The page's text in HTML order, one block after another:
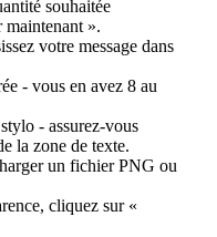
souhaitée
».
votre message dans
- vous en avez 8 au
- assurez-vous
la zone de texte.
un fichier PNG ou
cliquez sur «